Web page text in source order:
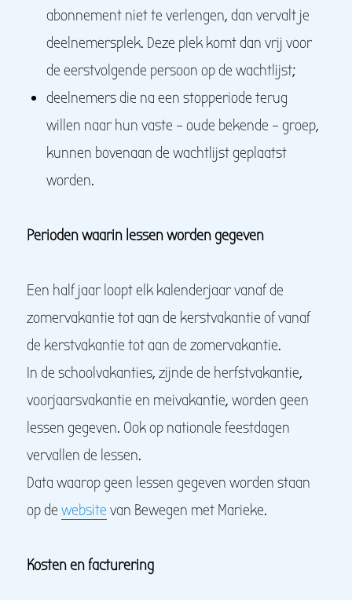
abonnement niet te verlengen, dan vervalt je
deelnemersplek. Deze plek komt dan vrij voor
de eerstvolgende persoon op de wachtlijst;
deelnemers die na een stopperiode terug
willen naar hun vaste – oude bekende – groep,
kunnen bovenaan de wachtlijst geplaatst
worden.
Perioden waarin lessen worden gegeven
Een half jaar loopt elk kalenderjaar vanaf de
zomervakantie tot aan de kerstvakantie of vanaf
de kerstvakantie tot aan de zomervakantie.
In de schoolvakanties, zijnde de herfstvakantie,
voorjaarsvakantie en meivakantie, worden geen
lessen gegeven. Ook op nationale feestdagen
vervallen de lessen.
Data waarop geen lessen gegeven worden staan
op dewebsite van Bewegen met Marieke.
Kosten en facturering